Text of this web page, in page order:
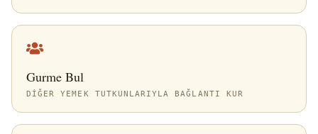
Gurme Bul
DIĞER YEMEK TUTKUNLARIYLA BAĞLANTI KUR